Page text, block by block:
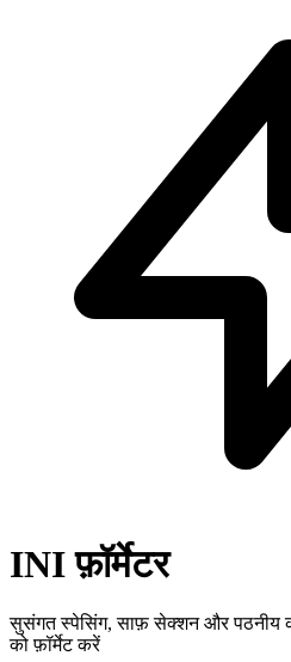
INI फ़ॉर्मेटर
सुसंगत स्पेसिंग, साफ़ सेक्शन और पठनीय
को फ़ॉर्मेट करें